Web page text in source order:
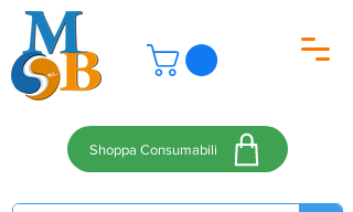
Shoppa Consumabili